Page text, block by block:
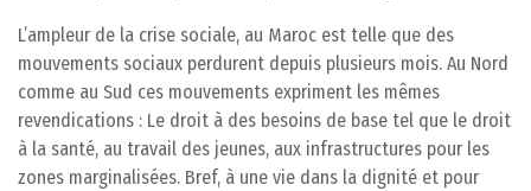
L’ampleur de la crise sociale, au Maroc est telle que des
mouvements sociaux perdurent depuis plusieurs mois. Au Nord
comme au Sud ces mouvements expriment les mêmes
revendications : Le droit à des besoins de base tel que le droit
à la santé, au travail des jeunes, aux infrastructures pour les
zones marginalisées. Bref, à une vie dans la dignité et pour